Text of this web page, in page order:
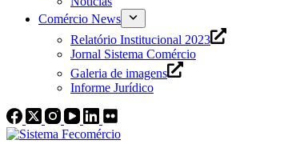
Comércio News
Relatório Institucional 2023
Jornal Sistema Comércio
Galeria de imagens
Informe Jurídico